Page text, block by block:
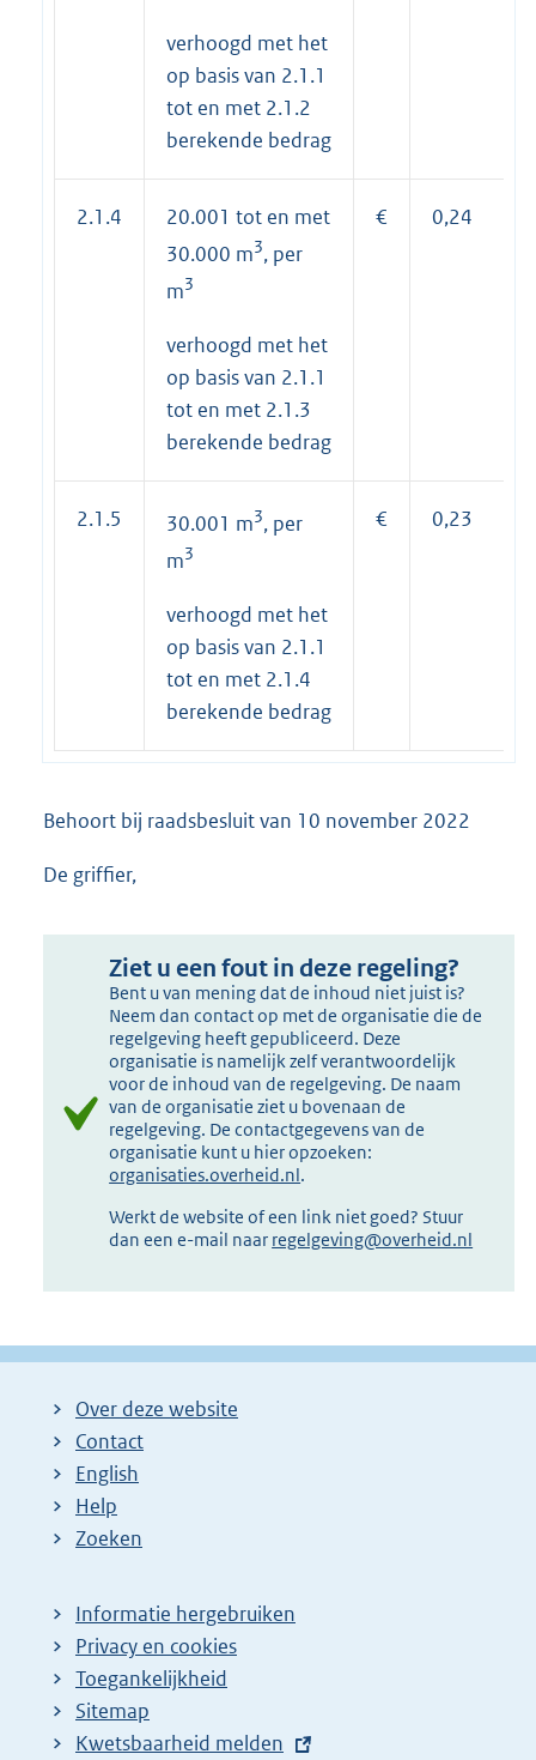
verhoogd met het
op basis van 2.1.1
tot en met 2.1.2
berekende bedrag
2.1.4
20.001 tot en met
30.000 m3, per
m3
verhoogd met het
op basis van 2.1.1
tot en met 2.1.3
berekende bedrag
€ 0,24
2.1.5 30.001 m3, per
m3
verhoogd met het
op basis van 2.1.1
tot en met 2.1.4
berekende bedrag
€ 0,23
Behoort bij raadsbesluit van 10 november 2022
De griffier,
Ziet u een fout in deze regeling?
Bent u van mening dat de inhoud niet juist is?
Neem dan contact op met de organisatie die de
regelgeving heeft gepubliceerd. Deze
organisatie is namelijk zelf verantwoordelijk
voor de inhoud van de regelgeving. De naam
van de organisatie ziet u bovenaan de
regelgeving. De contactgegevens van de
organisatie kunt u hier opzoeken:
organisaties.overheid.nl.
Werkt de website of een link niet goed? Stuur
dan een e-mail naar regelgeving@overheid.nl
Over deze website
Contact
English
Help
Zoeken
Informatie hergebruiken
Privacy en cookies
Toegankelijkheid
Sitemap
E
Kwetsbaarheid melden